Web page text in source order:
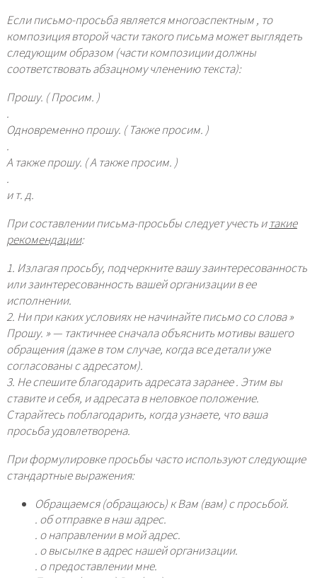
Если письмо-просьба является многоаспектным , то
композиция второй части такого письма может выглядеть
следующим образом (части композиции должны
соответствовать абзацному членению текста):
Прошу. ( Просим. )
.
Одновременно прошу. ( Также просим. )
.
А также прошу. ( А также просим. )
.
и т. д.
При составлении письма-просьбы следует учесть итакие
рекомендации:
1. Излагая просьбу, подчеркните вашу заинтересованность
или заинтересованность вашей организации в ее
исполнении.
2. Ни при каких условиях не начинайте письмо со слова »
Прошу. » — тактичнее сначала объяснить мотивы вашего
обращения (даже в том случае, когда все детали уже
согласованы с адресатом).
3. Не спешите благодарить адресата заранее . Этим вы
ставите и себя, и адресата в неловкое положение.
Старайтесь поблагодарить, когда узнаете, что ваша
просьба удовлетворена.
При формулировке просьбы часто используют следующие
стандартные выражения:
Обращаемся (обращаюсь) к Вам (вам) с просьбой.
. об отправке в наш адрес.
. о направлении в мой адрес.
. о высылке в адрес нашей организации.
. о предоставлении мне.